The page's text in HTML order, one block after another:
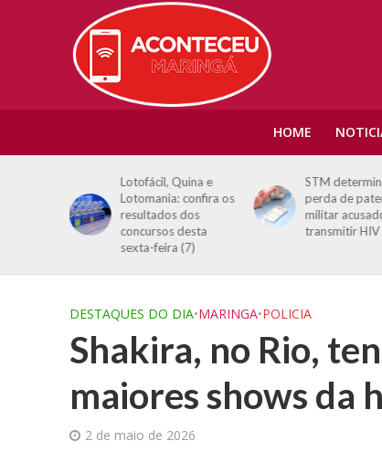
HOME
Lotofácil, Quina e
Lotomania: confira os
resultados dos
concursos desta
sexta-feira (7)
STM
perda de
militar
transmitir HIV
DESTAQUES DO DIA•MARINGA•POLICIA
Shakira, no Rio,
maiores shows da
2 de maio de 2026